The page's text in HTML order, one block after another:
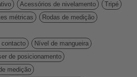
Acessórios de nivelamento
Tripé
métricas
Rodas de medição
contacto
Nível de mangueira
de posicionamento
medição